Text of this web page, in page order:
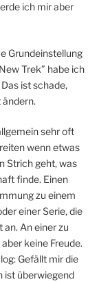
ich mir aber
Grundeinstellung
Trek” habe ich
ist schade,
sehr oft
wenn etwas
Strich geht, was
finde. Einen
zu einem
einer Serie, die
An einer zu
keine Freude.
Gefällt mir die
ist überwiegend